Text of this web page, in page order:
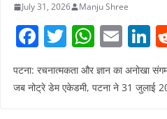
July 31, 2026 Manju Shree
F
c
e
T
itt
W
at
E
m
ai
Li
n
k
e
पटना: रचनात्मकता और ज्ञान का अनोखा
जब नोट्रे डेम एकेडमी, पटना ने 31 जुलाई